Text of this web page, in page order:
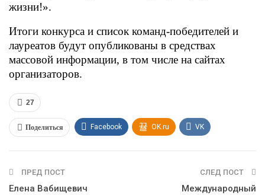
жизни!».
Итоги конкурса и список команд-победителей и
лауреатов будут опубликованы в средствах
массовой информации, в том числе на сайтах
организаторов.
27
Поделиться Facebook OK.ru VK
ПРЕД ПОСТ
Елена Вабищевич
СЛЕД ПОСТ
Международный